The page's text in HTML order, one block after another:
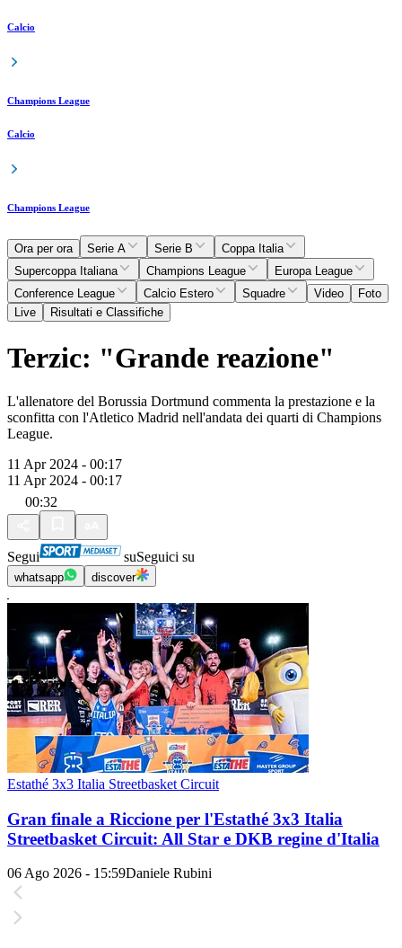
Calcio
Champions League
Calcio
Champions League
Ora per ora Serie A Serie B
Coppa Italia
Supercoppa Italiana
Champions League
Europa League
Conference League
Calcio Estero Squadre Video
Foto
Live
Risultati e Classifiche
Terzic: "Grande reazione"
L'allenatore del Borussia Dortmund commenta la prestazione e la
sconfitta con l'Atletico Madrid nell'andata dei quarti di Champions
League.
11 Apr 2024 - 00:17
11 Apr 2024 - 00:17
00:32
Segui suSeguici su
whatsapp discover
Estathé 3x3 Italia Streetbasket Circuit
Gran finale a Riccione per l'Estathé 3x3 Italia
Streetbasket Circuit: All Star e DKB regine d'Italia
06 Ago 2026 - 15:59Daniele Rubini